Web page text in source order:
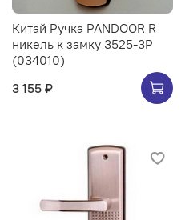
Китай Ручка PANDOOR R
никель к замку 3525-3Р
(034010)
3 155 ₽